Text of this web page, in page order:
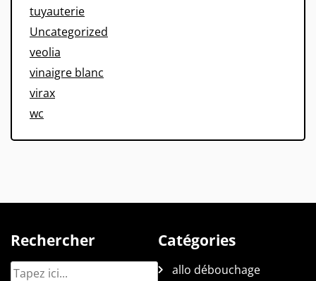
tuyauterie
Uncategorized
veolia
vinaigre blanc
virax
wc
Rechercher Catégories
allo débouchage